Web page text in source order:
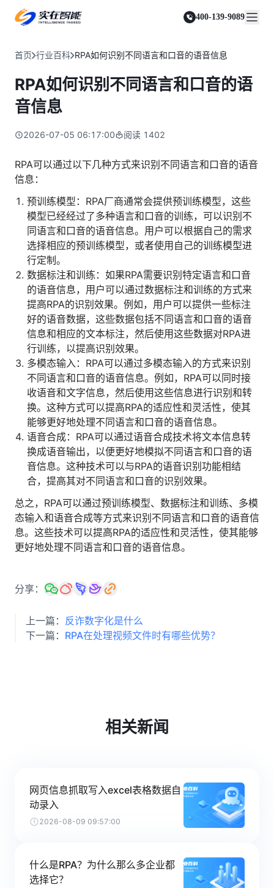
400-139-9089
人人都会用的智能体
智能文档审阅平台
实在 RPA 机器人
可靠的机器人终端
实在 RPA 控制器
强大的智能中枢
全面支持国产信创生态
实在取数宝
一键提数整合，洞察更高效
通信运营商
零售电商
跨境电商
能源及制造业
医药行业
更多行业客户
金融
运营商
客服坐席 | 自动跟单 | 系统运维 | 智能审核
店铺运营 | 私域运营 | 数据运营 | 仓储管理
统计税务 | 行政审批 | 基层减负 | 优化营商
资质审核 | 合同审核 | 一项一卷 | 智慧人力
制造业
订单生成 | 库存管控 | 物流监控 | 风险监测
司法
智能辅办 | 要素提取 | 自动立案 | 流程智动
人才数字化
人才培养 | 智能教具 | 智能实训 | 课程共创
财务
智能票据 | 自动报税 | 自动存单 | 智能审计
资源与支持
实在学院
智能体市场
合作伙伴
客户支持
关于实在
媒体报道
视频动态
加入我们
首页 行业百科 RPA如何识别不同语言和口音的语音信息
RPA如何识别不同语言和口音的语
音信息
2026-07-05 06:17:00 阅读 1402
RPA可以通过以下几种方式来识别不同语言和口音的语音
信息：
预训练模型：RPA厂商通常会提供预训练模型，这些
模型已经经过了多种语言和口音的训练，可以识别不
同语言和口音的语音信息。用户可以根据自己的需求
选择相应的预训练模型，或者使用自己的训练模型进
行定制。
数据标注和训练：如果RPA需要识别特定语言和口音
的语音信息，用户可以通过数据标注和训练的方式来
提高RPA的识别效果。例如，用户可以提供一些标注
好的语音数据，这些数据包括不同语言和口音的语音
信息和相应的文本标注，然后使用这些数据对RPA进
行训练，以提高识别效果。
多模态输入：RPA可以通过多模态输入的方式来识别
不同语言和口音的语音信息。例如，RPA可以同时接
收语音和文字信息，然后使用这些信息进行识别和转
换。这种方式可以提高RPA的适应性和灵活性，使其
能够更好地处理不同语言和口音的语音信息。
语音合成：RPA可以通过语音合成技术将文本信息转
换成语音输出，以便更好地模拟不同语言和口音的语
音信息。这种技术可以与RPA的语音识别功能相结
合，提高其对不同语言和口音的识别效果。
总之，RPA可以通过预训练模型、数据标注和训练、多模
态输入和语音合成等方式来识别不同语言和口音的语音信
息。这些技术可以提高RPA的适应性和灵活性，使其能够
更好地处理不同语言和口音的语音信息。
分享：
上一篇： 反诈数字化是什么
下一篇： RPA在处理视频文件时有哪些优势？
相关新闻
网页信息抓取写入excel表格数据自
动录入
2026-08-09 09:57:00
什么是RPA？为什么那么多企业都
选择它？